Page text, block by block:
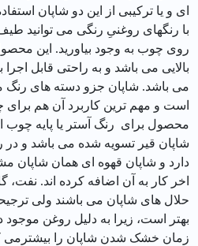
ای و یا ترکیبی از این دو شاپان
با رنگهای روغنیِ رنگی می توانید
روی چوب به وجود بیاورید. این
بالایی می باشد و به راحتی قابل
می باشد. شاپان جزو دسته های رنگ
است و مهم ترین کاربرد آن هم برای
محصول برای رنگ آستر یا پایه چوب
شاپان قیر تسویه شده می باشد و
دارد و شاپان قهوه ای همان شاپان
اخر کار به آن اضافه کرده اند. نفت،
حلال های شاپان می باشند ولی
بهتر است، زیرا به دلیل روغن موجود
زمان خشک شدن شاپان را بیشترمی